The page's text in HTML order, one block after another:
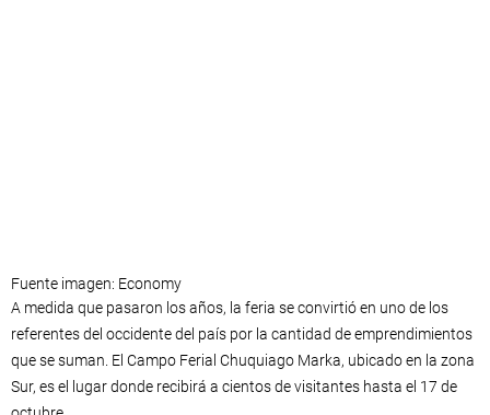
Fuente imagen: Economy
A medida que pasaron los años, la feria se convirtió en uno de los
referentes del occidente del país por la cantidad de emprendimientos
que se suman. El Campo Ferial Chuquiago Marka, ubicado en la zona
Sur, es el lugar donde recibirá a cientos de visitantes hasta el 17 de